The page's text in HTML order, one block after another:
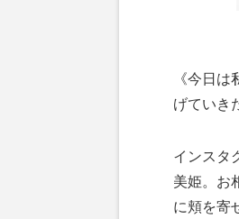
《今日
げていき
インスタ
美姫。お
に頬を寄